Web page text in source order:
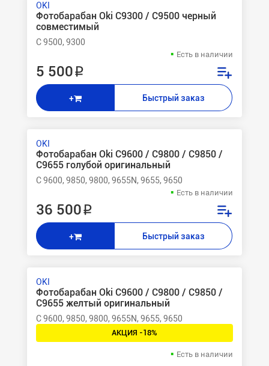
OKI
Фотобарабан Oki C9300 / C9500 черный
совместимый
C 9500, 9300
Есть в наличии
5 500 ₽
+ Быстрый заказ
OKI
Фотобарабан Oki C9600 / C9800 / C9850 /
C9655 голубой оригинальный
C 9600, 9850, 9800, 9655N, 9655, 9650
Есть в наличии
36 500 ₽
+ Быстрый заказ
OKI
Фотобарабан Oki C9600 / C9800 / C9850 /
C9655 желтый оригинальный
C 9600, 9850, 9800, 9655N, 9655, 9650
АКЦИЯ -18%
Есть в наличии